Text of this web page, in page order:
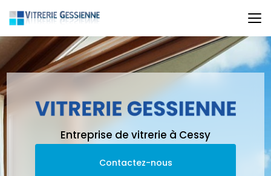
au
contenu
principal
Entreprise de vitrerie à Cessy
Contactez-nous